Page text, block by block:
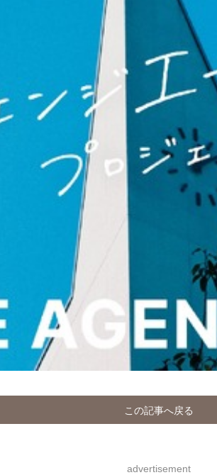
この記事へ戻る
advertisement